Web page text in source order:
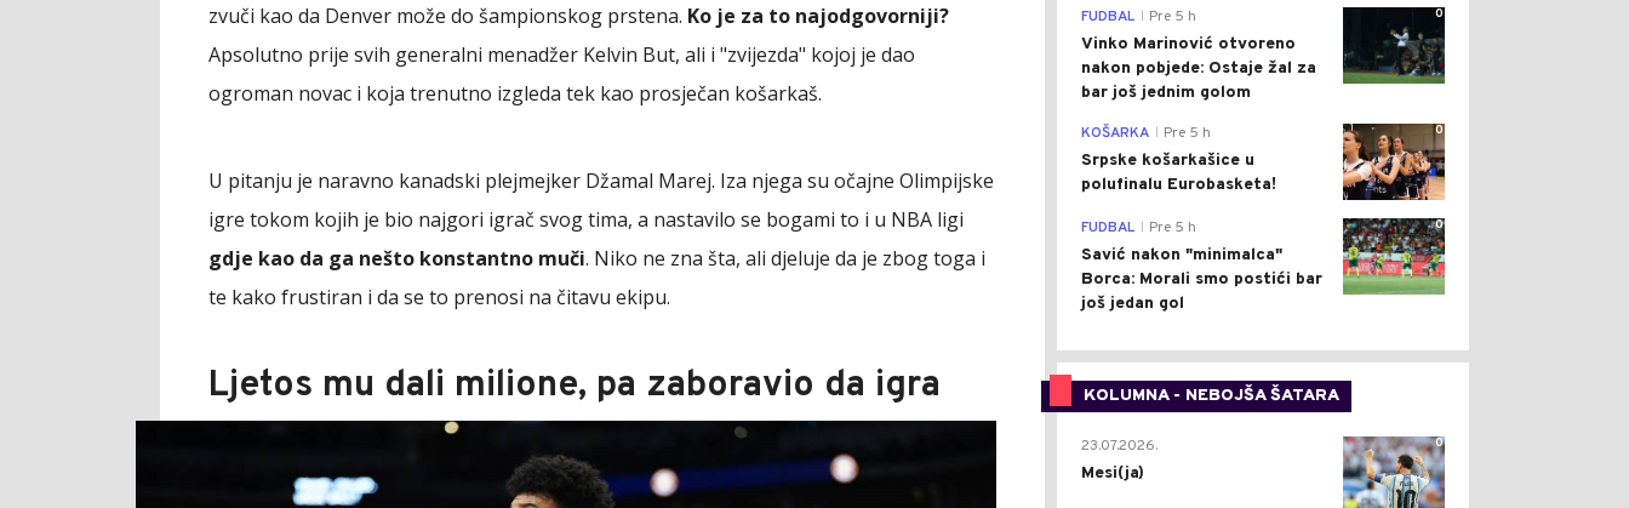
zvuči kao da Denver može do šampionskog prstena. Ko je za to najodgovorniji?
Apsolutno prije svih generalni menadžer Kelvin But, ali i "zvijezda" kojoj je dao
ogroman novac i koja trenutno izgleda tek kao prosječan košarkaš.
U pitanju je naravno kanadski plejmejker Džamal Marej. Iza njega su očajne Olimpijske
igre tokom kojih je bio najgori igrač svog tima, a nastavilo se bogami to i u NBA ligi
gdje kao da ga nešto konstantno muči. Niko ne zna šta, ali djeluje da je zbog toga i
te kako frustiran i da se to prenosi na čitavu ekipu.
Ljetos mu dali milione, pa zaboravio da igra
0
FUDBAL Pre 5 h
Vinko Marinović otvoreno
nakon pobjede: Ostaje žal za
bar još jednim golom
0
KOŠARKA Pre 5 h
Srpske košarkašice u
polufinalu Eurobasketa!
0
FUDBAL Pre 5 h
Savić nakon "minimalca"
Borca: Morali smo postići bar
još jedan gol
KOLUMNA - NEBOJŠA ŠATARA
0
23.07.2026.
Mesi(ja)